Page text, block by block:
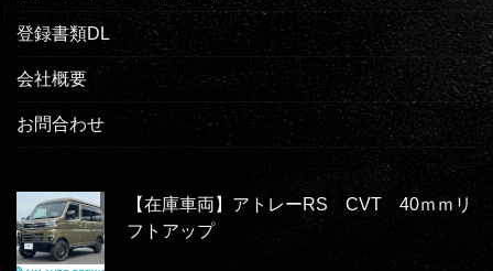
登録書類DL
会社概要
お問合わせ
【在庫車両】アトレーRS CVT 40ｍｍリ
フトアップ